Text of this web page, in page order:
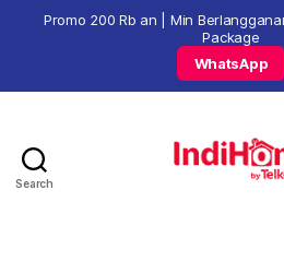
Search
Promo 200 Rb an | Min
Package
WhatsApp